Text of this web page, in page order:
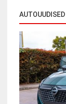
AUTOUUDISED